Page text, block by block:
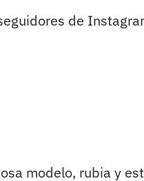
de
modelo, rubia y